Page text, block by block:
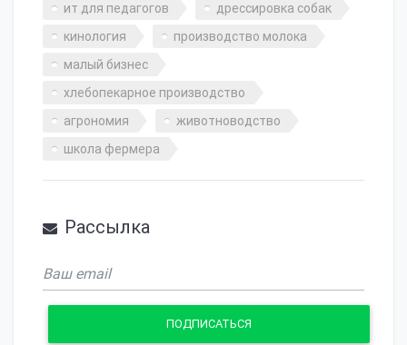
ит для педагогов
дрессировка собак
кинология
производство молока
малый бизнес
хлебопекарное производство
агрономия
животноводство
школа фермера
Рассылка
ПОДПИСАТЬСЯ